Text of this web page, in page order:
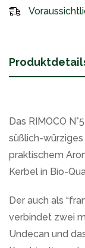
Das RIMOCO
süßlich-
praktischem
Kerbel in Bio-
Der auch als
verbindet zwei
Undecan und